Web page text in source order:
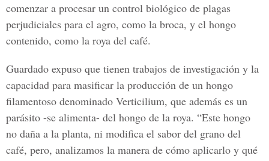
comenzar a procesar un control biológico de plagas
perjudiciales para el agro, como la broca, y el hongo
contenido, como la roya del café.
Guardado expuso que tienen trabajos de investigación y la
capacidad para masificar la producción de un hongo
filamentoso denominado Verticilium, que además es un
parásito -se alimenta- del hongo de la roya. “Este hongo
no daña a la planta, ni modifica el sabor del grano del
café, pero, analizamos la manera de cómo aplicarlo y qué